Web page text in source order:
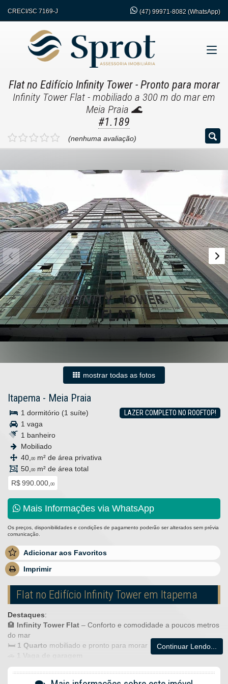
CRECI/SC 7169-J (47) 99971-8082 (WhatsApp)
Flat no Edifício Infinity Tower- Pronto para morar
Infinity Tower Flat - mobiliado a 300 m do mar em
Meia Praia 🌊
#1.189
(nenhuma avaliação)
mostrar todas as fotos
Itapema - Meia Praia
LAZER COMPLETO NO ROOFTOP!
1 dormitório (1 suíte)
1 vaga
1 banheiro
Mobiliado
40, 00 m² de área privativa
50, 00 m² de área total
R$ 990.000, 00
Mais Informações via WhatsApp
Os preços, disponibilidades e condições de pagamento poderão ser alterados sem prévia
comunicação.
Adicionar aos Favoritos
Imprimir
Flat no Edifício Infinity Tower em Itapema
Destaques:
🏨 Infinity Tower Flat – Conforto e comodidade a poucos metros
do mar
🛏️ 1 Quarto mobiliado e pronto para morar
1 Vaga de garagem
🏊Vista para a piscina
📏Lazer completoe portaria 24 horas
Continuar Lendo...